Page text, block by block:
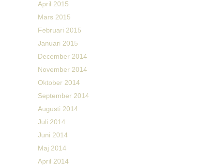
April 2015
Mars 2015
Februari 2015
Januari 2015
December 2014
November 2014
Oktober 2014
September 2014
Augusti 2014
Juli 2014
Juni 2014
Maj 2014
April 2014